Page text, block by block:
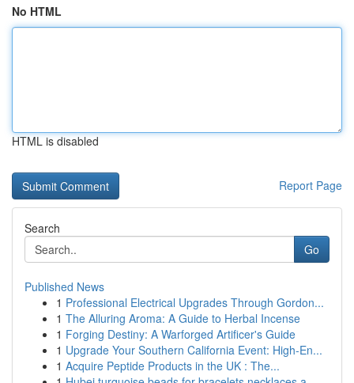
No HTML
HTML is disabled
Report Page
Search
Go
Published News
1 Professional Electrical Upgrades Through Gordon...
1 The Alluring Aroma: A Guide to Herbal Incense
1 Forging Destiny: A Warforged Artificer's Guide
1 Upgrade Your Southern California Event: High-En...
1 Acquire Peptide Products in the UK : The...